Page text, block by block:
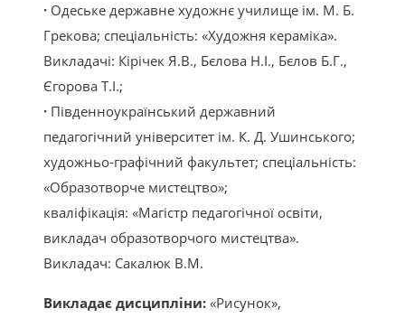
· Одеське державне художнє училище ім. М. Б.
Грекова; спеціальність: «Художня кераміка».
Викладачі: Кірічек Я.В., Бєлова Н.І., Бєлов Б.Г.,
Єгорова Т.І.;
· Південноукраїнський державний
педагогічний університет ім. К. Д. Ушинського;
художньо-графічний факультет; спеціальність:
«Образотворче мистецтво»;
кваліфікація: «Магістр педагогічної освіти,
викладач образотворчого мистецтва».
Викладач: Сакалюк В.М.
Викладає дисципліни: «Рисунок»,